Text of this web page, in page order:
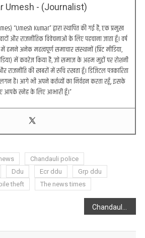
Umesh - (Journalist)
“Umesh Kumar” द्वारा स्थापित की गई है, एक प्रमुख
और राजनीतिक विवेचनाओं के लिए पहचाना जाता हूँ। वर्ष
में हमने अनेक महत्वपूर्ण समाचार संस्थानों (प्रिंट मीडिया,
में कवरेज किया है, जो समाज के अहम मुद्दों पर रोशनी
राजनीति की खबरों में रुचि रखता हूँ। डिजिटल पत्रकारिता
है। आगे भी अपने कर्तव्यों का निर्वहन करता रहूँ, इसके
आपके स्नेह के लिए आभारी हूँ।”
Chandauli police
Ddu Ecr ddu
Grp ddu
theft The news times
Chandauli : हथियार बंद बदमाशों ने AC कोच के यात्री से की मारपीट, छीन ले गए सामान